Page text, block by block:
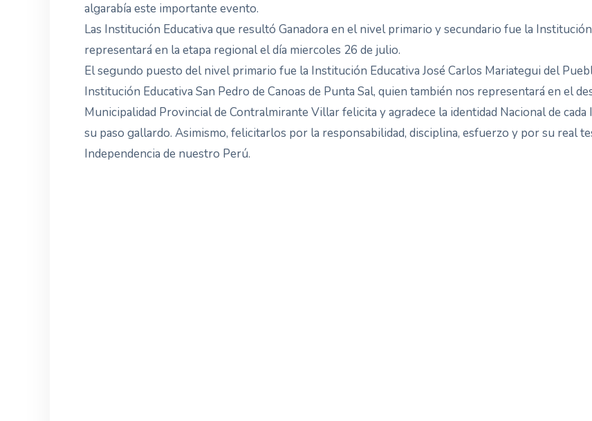
algarabía este importante evento.
Las Institución Educativa que resultó Ganadora en el nivel primario y secundario fue la
representará en la etapa regional el día miercoles 26 de julio.
El segundo puesto del nivel primario fue la Institución Educativa José Carlos Mariategui del
Institución Educativa San Pedro de Canoas de Punta Sal, quien también nos representará en el
Municipalidad Provincial de Contralmirante Villar felicita y agradece la identidad Nacional de
su paso gallardo. Asimismo, felicitarlos por la responsabilidad, disciplina, esfuerzo y por su real
Independencia de nuestro Perú.